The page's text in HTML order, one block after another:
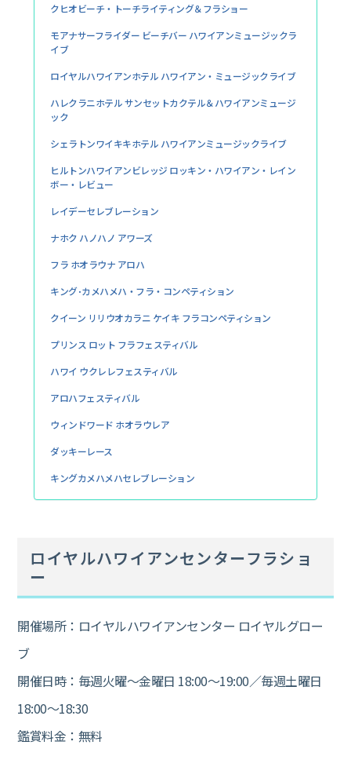
クヒオビーチ・トーチライティング＆フラショー
モアナサーフライダー ビーチバー ハワイアンミュージックラ
イブ
ロイヤルハワイアンホテル ハワイアン・ミュージックライブ
ハレクラニホテル サンセットカクテル＆ハワイアンミュージ
ック
シェラトンワイキキホテル ハワイアンミュージックライブ
ヒルトンハワイアンビレッジ ロッキン・ハワイアン・レイン
ボー・レビュー
レイデーセレブレーション
ナホク ハノハノ アワーズ
フラ ホオラウナ アロハ
キング･カメハメハ・フラ・コンペティション
クイーン リリウオカラニ ケイキ フラコンペティション
プリンス ロット フラフェスティバル
ハワイ ウクレレフェスティバル
アロハフェスティバル
ウィンドワード ホオラウレア
ダッキーレース
キングカメハメハセレブレーション
ロイヤルハワイアンセンターフラショ
ー
開催場所：ロイヤルハワイアンセンター ロイヤルグロー
ブ
開催日時：毎週火曜～金曜日 18:00～19:00／毎週土曜日
18:00～18:30
鑑賞料金：無料